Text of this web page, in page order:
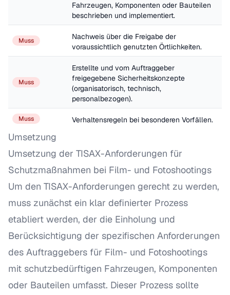
Fahrzeugen, Komponenten oder Bauteilen
beschrieben und implementiert.
Muss
Nachweis über die Freigabe der
voraussichtlich genutzten Örtlichkeiten.
Muss
Erstellte und vom Auftraggeber
freigegebene Sicherheitskonzepte
(organisatorisch, technisch,
personalbezogen).
Muss Verhaltensregeln bei besonderen Vorfällen.
Umsetzung
Umsetzung der TISAX-Anforderungen für
Schutzmaßnahmen bei Film- und Fotoshootings
Um den TISAX-Anforderungen gerecht zu werden,
muss zunächst ein klar definierter Prozess
etabliert werden, der die Einholung und
Berücksichtigung der spezifischen Anforderungen
des Auftraggebers für Film- und Fotoshootings
mit schutzbedürftigen Fahrzeugen, Komponenten
oder Bauteilen umfasst. Dieser Prozess sollte